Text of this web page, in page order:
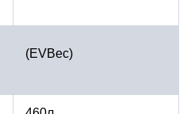
(EVBec)